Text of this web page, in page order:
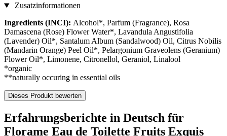
Zusatzinformationen
Ingredients (INCI): Alcohol*, Parfum (Fragrance), Rosa
Damascena (Rose) Flower Water*, Lavandula Angustifolia
(Lavender) Oil*, Santalum Album (Sandalwood) Oil, Citrus Nobilis
(Mandarin Orange) Peel Oil*, Pelargonium Graveolens (Geranium)
Flower Oil*, Limonene, Citronellol, Geraniol, Linalool
*organic
**naturally occuring in essential oils
Dieses Produkt bewerten
Erfahrungsberichte in Deutsch für
Florame Eau de Toilette Fruits Exquis